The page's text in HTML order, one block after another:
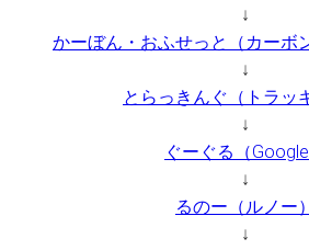
↓
かーぼん・おふせっと（カーボ
↓
とらっきんぐ（トラッ
↓
ぐーぐる（Google
↓
るのー（ルノー）
↓